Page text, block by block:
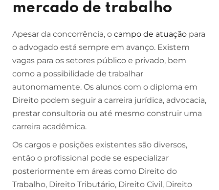
mercado de trabalho
Apesar da concorrência, o campo de atuação para
o advogado está sempre em avanço. Existem
vagas para os setores público e privado, bem
como a possibilidade de trabalhar
autonomamente. Os alunos com o diploma em
Direito podem seguir a carreira jurídica, advocacia,
prestar consultoria ou até mesmo construir uma
carreira acadêmica.
Os cargos e posições existentes são diversos,
então o profissional pode se especializar
posteriormente em áreas como Direito do
Trabalho, Direito Tributário, Direito Civil, Direito